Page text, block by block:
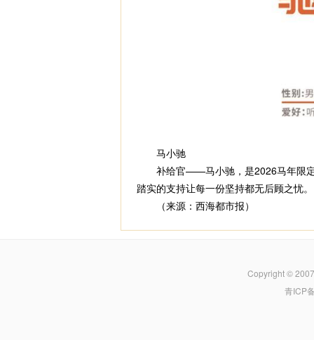
马小驰
补给官——马小驰，是2026马年限定
踏实的支持让每一份坚持都无后顾之忧。
（来源：西海都市报）
Copyright ©
青ICP